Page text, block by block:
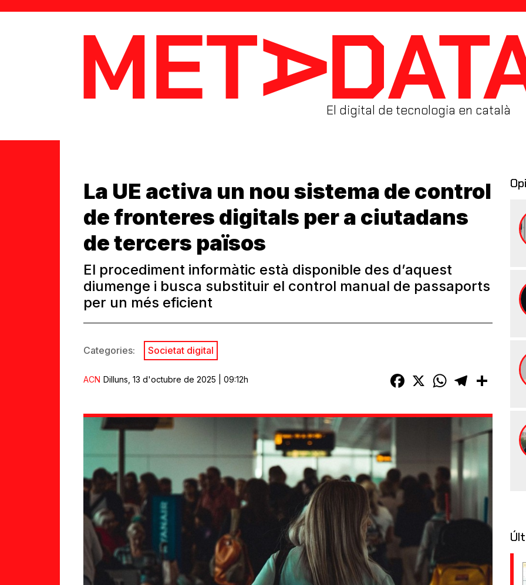
MetaData
El digital de tecnologia en català
La UE activa un nou sistema de control
de fronteres digitals per a ciutadans
de tercers països
El procediment informàtic està disponible des d’aquest
diumenge i busca substituir el control manual de passaports
per un més eficient
Categories: Societat digital
ACN Dilluns, 13 d'octubre de 2025 | 09:12h Facebook
X WhatsAppTelegram